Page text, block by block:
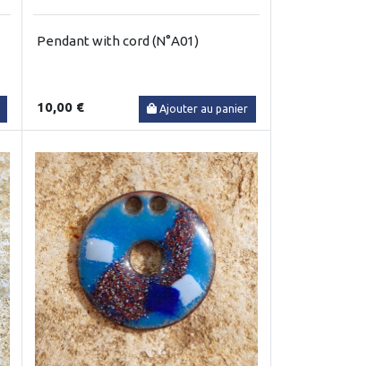
Pendant with cord (N°A01)
10,00 € Ajouter au panier